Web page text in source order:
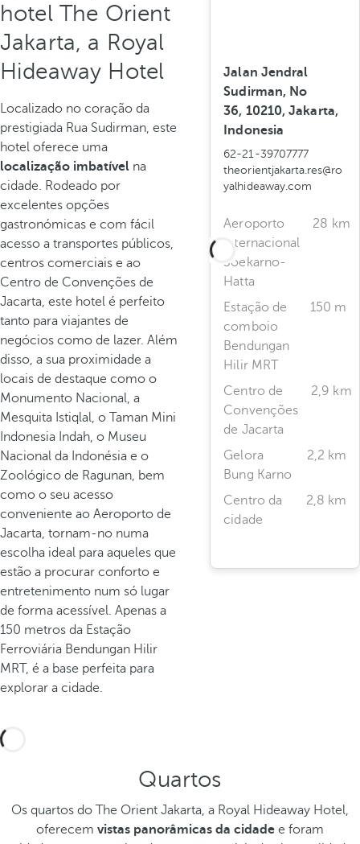
hotel The Orient
Jakarta, a Royal
Hideaway Hotel
Localizado no coração da
prestigiada Rua Sudirman, este
hotel oferece uma
localização imbatível na
cidade. Rodeado por
excelentes opções
gastronómicas e com fácil
acesso a transportes públicos,
centros comerciais e ao
Centro de Convenções de
Jacarta, este hotel é perfeito
tanto para viajantes de
negócios como de lazer. Além
disso, a sua proximidade a
locais de destaque como o
Monumento Nacional, a
Mesquita Istiqlal, o Taman Mini
Indonesia Indah, o Museu
Nacional da Indonésia e o
Zoológico de Ragunan, bem
como o seu acesso
conveniente ao Aeroporto de
Jacarta, tornam-no numa
escolha ideal para aqueles que
estão a procurar conforto e
entretenimento num só lugar
de forma acessível. Apenas a
150 metros da Estação
Ferroviária Bendungan Hilir
MRT, é a base perfeita para
explorar a cidade.
Jalan Jendral
Sudirman, No
36, 10210, Jakarta,
Indonesia
62-21-39707777
theorientjakarta.res@ro
yalhideaway.com
Aeroporto
Internacional
Soekarno-
Hatta
28 km
Estação de
comboio
Bendungan
Hilir MRT
150 m
Centro de
Convenções
de Jacarta
2,9 km
Gelora
Bung Karno
2,2 km
Centro da
cidade
2,8 km
Quartos
Os quartos do The Orient Jakarta, a Royal Hideaway Hotel,
oferecem vistas panorâmicas da cidade e foram